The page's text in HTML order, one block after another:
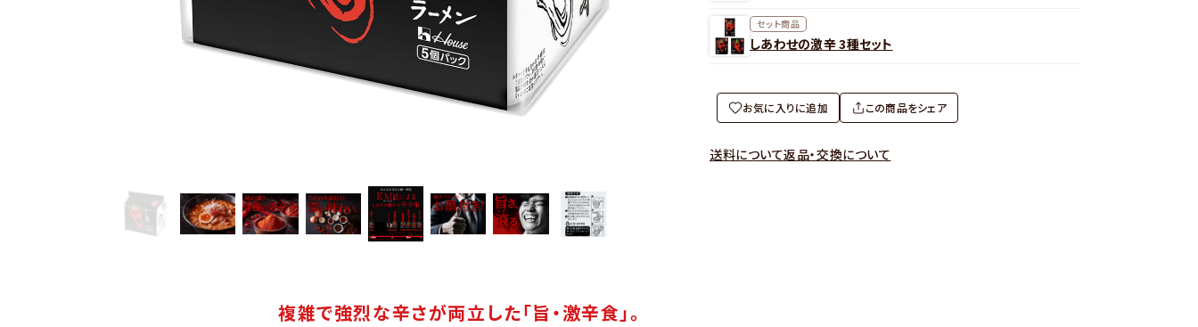
セット商品
しあわせの激辛 3種セット
お気に入りに追加 この商品をシェア
送料について返品・交換について
複雑で強烈な辛さが両立した「旨・激辛食」。